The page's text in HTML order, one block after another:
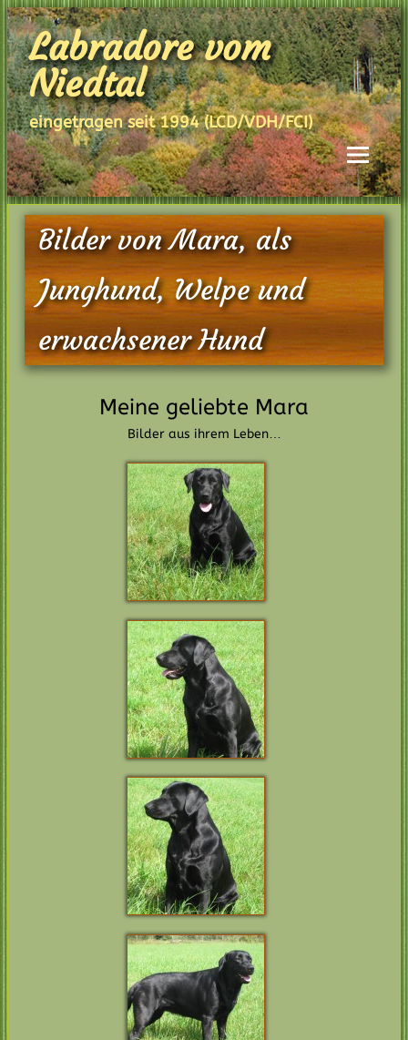
Skip
to
contentLabradore vom
Niedtal
eingetragen seit 1994 (LCD/VDH/FCI)
Bilder von Mara, als
Junghund, Welpe und
erwachsener Hund
Meine geliebte Mara
Bilder aus ihrem Leben…